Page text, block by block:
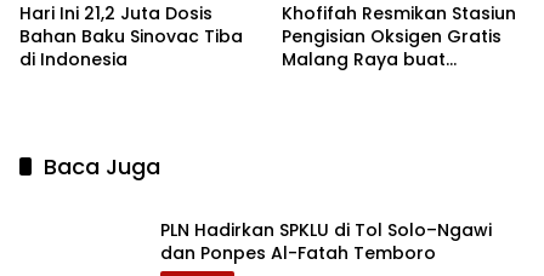
Hari Ini 21,2 Juta Dosis
Bahan Baku Sinovac Tiba
di Indonesia
Khofifah Resmikan Stasiun
Pengisian Oksigen Gratis
Malang Raya buat
Baca Juga
PLN Hadirkan SPKLU di Tol Solo–Ngawi
dan Ponpes Al-Fatah Temboro